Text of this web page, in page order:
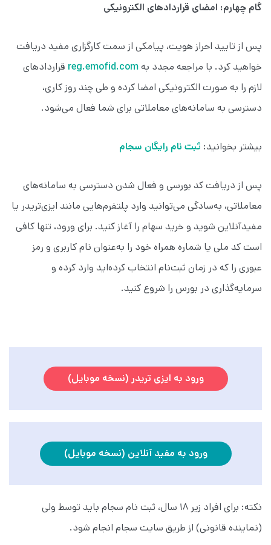
گام چهارم: امضای قراردادهای الکترونیکی
پس از تایید احراز هویت، پیامکی از سمت کارگزاری مفید دریافت
خواهید کرد. با مراجعه مجدد به
قراردادهای
لازم را به صورت الکترونیکی امضا کرده و طی چند روز کاری،
دسترسی به سامانه‌های معاملاتی برای شما فعال می‌شود.
بیشتر بخوانید: ثبت نام رایگان سجام
پس از دریافت کد بورسی و فعال شدن دسترسی به سامانه‌های
معاملاتی، به‌سادگی می‌توانید وارد پلتفرم‌هایی مانند ایزی‌تریدر یا
مفیدآنلاین شوید و خرید سهام را آغاز کنید. برای ورود، تنها کافی
است کد ملی یا شماره همراه خود را به‌عنوان نام کاربری و رمز
عبوری را که در زمان ثبت‌نام انتخاب کرده‌اید وارد کرده و
سرمایه‌گذاری در بورس را شروع کنید.
ورود به ایزی تریدر (نسخه موبایل)
ورود به مفید آنلاین (نسخه موبایل)
نکته: برای افراد زیر ۱۸ سال، ثبت نام سجام باید توسط ولی
(نماینده قانونی) از طریق سایت سجام انجام شود.